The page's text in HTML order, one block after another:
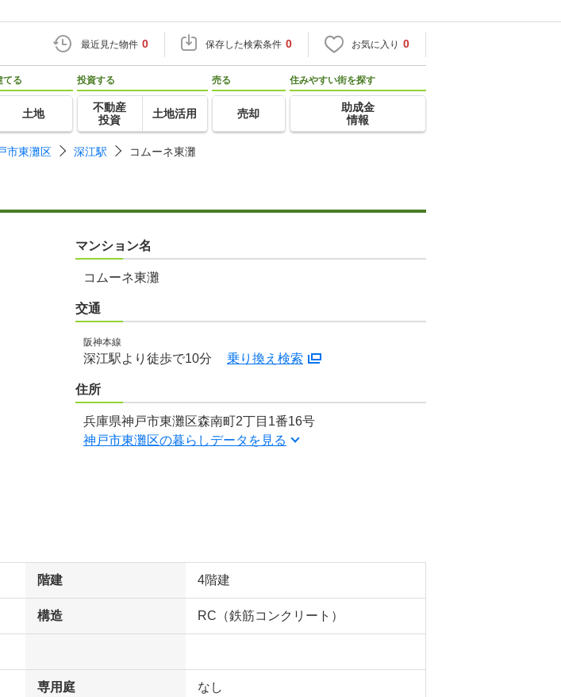
最近見た物件 0 保存した検索条件 0 お気に入り 0
てる
土地
投資する
不動産
投資
土地活用
売る
売却
住みやすい街を探す
助成金
情報
市東灘区 深江駅 コムーネ東灘
マンション名
コムーネ東灘
交通
阪神本線
深江駅より徒歩で10分 乗り換え検索
住所
兵庫県神戸市東灘区森南町2丁目1番16号
神戸市東灘区の暮らしデータを見る
階建 4階建
構造 RC（鉄筋コンクリート）
専用庭 なし